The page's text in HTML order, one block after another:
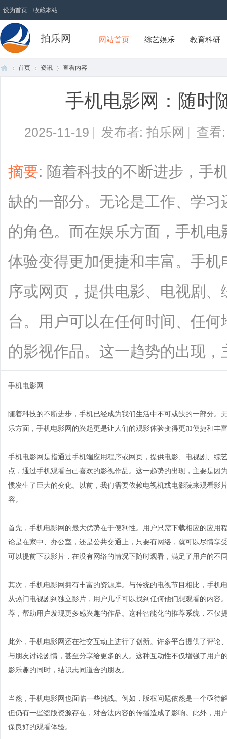
设为首页 收藏本站
拍乐网 网站首页 综艺娱乐 教育科研
首页 资讯 查看内容
手机电影网：随时
2025-11-19 | 发布者: 拍乐网 | 查
摘要: 随着科技的不断进步，手
缺的一部分。无论是工作、学
的角色。而在娱乐方面，手机
体验变得更加便捷和丰富。手
序或网页，提供电影、电视剧
台。用户可以在任何时间、任
的影视作品。这一趋势的出现，
手机电影网
随着科技的不断进步，手机已经成为我们生活中不可或缺的一部分
乐方面，手机电影网的兴起更是让人们的观影体验变得更加便捷和丰
手机电影网是指通过手机端应用程序或网页，提供电影、电视剧、综
点，通过手机观看自己喜欢的影视作品。这一趋势的出现，主要是
惯发生了巨大的变化。以前，我们需要依赖电视机或电影院来观看影
容。
首先，手机电影网的最大优势在于便利性。用户只需下载相应的应用
论是在家中、办公室，还是公共交通上，只要有网络，就可以尽情享
可以提前下载影片，在没有网络的情况下随时观看，满足了用户的不
其次，手机电影网拥有丰富的资源库。与传统的电视节目相比，手机
从热门电视剧到独立影片，用户几乎可以找到任何他们想观看的内
荐，帮助用户发现更多感兴趣的作品。这种智能化的推荐系统，不仅
此外，手机电影网还在社交互动上进行了创新。许多平台提供了评
与朋友讨论剧情，甚至分享给更多的人。这种互动性不仅增强了用户
影乐趣的同时，结识志同道合的朋友。
当然，手机电影网也面临一些挑战。例如，版权问题依然是一个亟
但仍有一些盗版资源存在，对合法内容的传播造成了影响。此外，用
保良好的观看体验。